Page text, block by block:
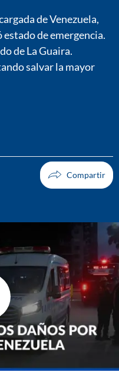
de Venezuela,
de emergencia.
de La Guaira.
salvar la mayor